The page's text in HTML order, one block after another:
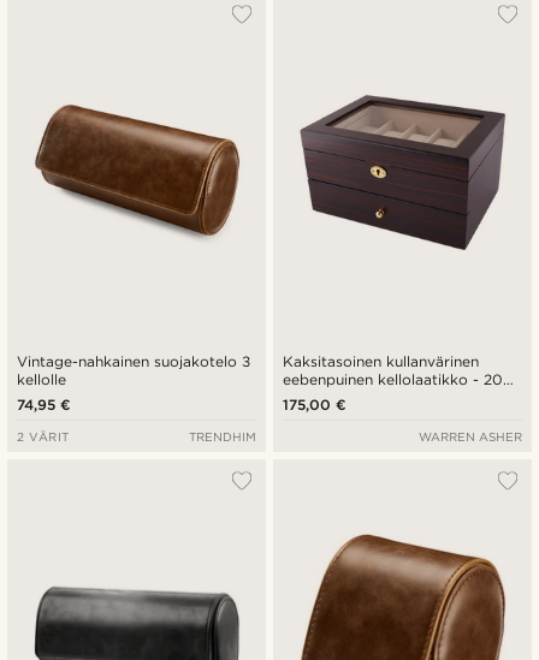
Vintage-nahkainen suojakotelo 3
kellolle
74,95 €
2 VÄRIT TRENDHIM
Kaksitasoinen kullanvärinen
eebenpuinen kellolaatikko - 20
kellolle
175,00 €
WARREN ASHER